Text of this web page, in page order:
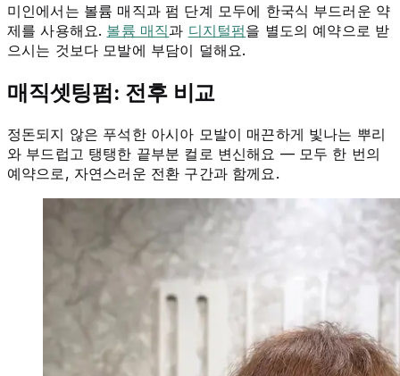
미인에서는 볼륨 매직과 펌 단계 모두에 한국식 부드러운 약
제를 사용해요. 볼륨 매직과 디지털펌을 별도의 예약으로 받
으시는 것보다 모발에 부담이 덜해요.
매직셋팅펌: 전후 비교
정돈되지 않은 푸석한 아시아 모발이 매끈하게 빛나는 뿌리
와 부드럽고 탱탱한 끝부분 컬로 변신해요 — 모두 한 번의
예약으로, 자연스러운 전환 구간과 함께요.